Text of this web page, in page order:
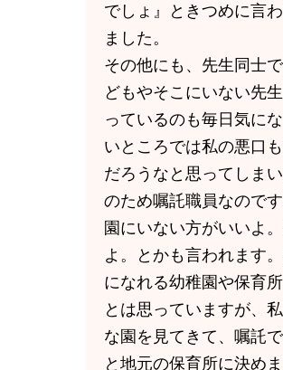
でしょ』ときつめに言
ました。
その他にも、先生同士
どもやそこにいない先
っているのも毎日気に
いところでは私の悪口
だろうなと思ってしま
のため嘱託職員なので
園にいない方がいいよ
よ。とかも言われます
になれる幼稚園や保育
とは思っていますが、
な園を見てきて、嘱託
と地元の保育所に決め